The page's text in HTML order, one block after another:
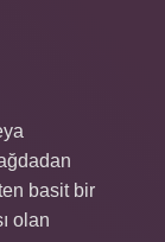
basit bir
olan